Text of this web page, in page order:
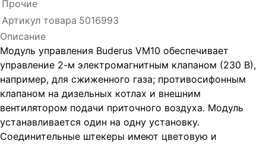
Прочие
Артикул товара 5016993
Описание
Модуль управления Buderus VM10 обеспечивает
управление 2-м электромагнитным клапаном (230 В),
например, для сжиженного газа; противосифонным
клапаном на дизельных котлах и внешним
вентилятором подачи приточного воздуха. Модуль
устанавливается один на одну установку.
Соединительные штекеры имеют цветовую и